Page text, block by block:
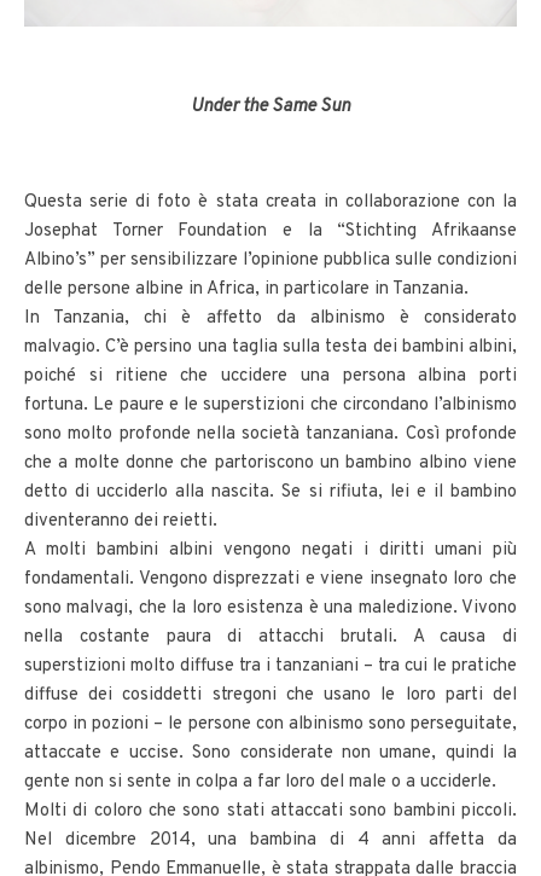
Under the Same Sun
Questa serie di foto è stata creata in collaborazione con la
Josephat Torner Foundation e la “Stichting Afrikaanse
Albino’s” per sensibilizzare l’opinione pubblica sulle condizioni
delle persone albine in Africa, in particolare in Tanzania.
In Tanzania, chi è affetto da albinismo è considerato
malvagio. C’è persino una taglia sulla testa dei bambini albini,
poiché si ritiene che uccidere una persona albina porti
fortuna. Le paure e le superstizioni che circondano l’albinismo
sono molto profonde nella società tanzaniana. Così profonde
che a molte donne che partoriscono un bambino albino viene
detto di ucciderlo alla nascita. Se si rifiuta, lei e il bambino
diventeranno dei reietti.
A molti bambini albini vengono negati i diritti umani più
fondamentali. Vengono disprezzati e viene insegnato loro che
sono malvagi, che la loro esistenza è una maledizione. Vivono
nella costante paura di attacchi brutali. A causa di
superstizioni molto diffuse tra i tanzaniani – tra cui le pratiche
diffuse dei cosiddetti stregoni che usano le loro parti del
corpo in pozioni – le persone con albinismo sono perseguitate,
attaccate e uccise. Sono considerate non umane, quindi la
gente non si sente in colpa a far loro del male o a ucciderle.
Molti di coloro che sono stati attaccati sono bambini piccoli.
Nel dicembre 2014, una bambina di 4 anni affetta da
albinismo, Pendo Emmanuelle, è stata strappata dalle braccia